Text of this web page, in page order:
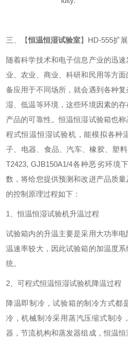
三、【恒温恒湿试验室】HD-555扩
随着科学技术和电子信息产业的迅
业、农业、商业、科研和民用等方
备应用于不同场所，就会遇到各种
湿、低温等环境，这些环境因素的
产品的可靠性。恒温恒湿试验箱也
程式恒温恒湿试验机，能模拟各种
子、电器、食品、汽车、橡胶、塑
T2423, GJB150A1/4各种恶劣环境
数，将给您提供预测和改进产品质
的控制原理过程如下：
1、恒温恒湿试验机升温过程
试验箱内的升温主要是采用大功率
温速率较大，因此试验箱的加温度
统。
2、可程式恒温恒湿试验机降温过程
降温即制冷，试验箱的制冷方式都
冷，机械制冷采用蒸汽压缩式制冷
器，节流机构和蒸发器组成，恒温